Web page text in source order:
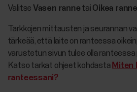
Valitse Vasen ranne tai Oikea ranne
Tarkkojen mittausten ja seurannan
tärkeää, että laite on ranteessa
varustetun sivun tulee olla ranteessa
Katso tarkat ohjeet kohdasta Miten
ranteessani?